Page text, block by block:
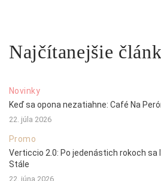
Najčítanejšie
Novinky
Keď sa opona nezatiahne: Café Na
22. júla 2026
Promo
Verticcio 2.0: Po jedenástich rokoch sa
Stále
22. júna 2026